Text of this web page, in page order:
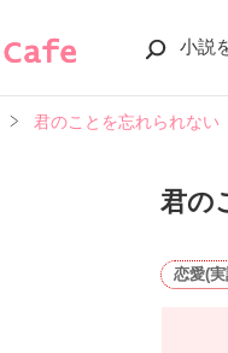
小説
君のことを忘れられない
君の
恋愛(